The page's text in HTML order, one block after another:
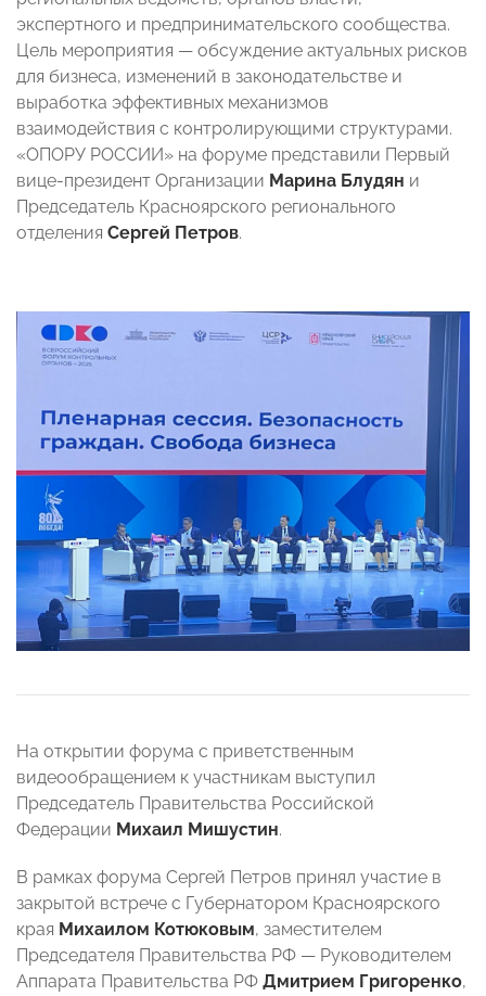
экспертного и предпринимательского сообщества.
Цель мероприятия — обсуждение актуальных рисков
для бизнеса, изменений в законодательстве и
выработка эффективных механизмов
взаимодействия с контролирующими структурами.
«ОПОРУ РОССИИ» на форуме представили Первый
вице-президент Организации Марина Блудян и
Председатель Красноярского регионального
отделения Сергей Петров.
На открытии форума с приветственным
видеообращением к участникам выступил
Председатель Правительства Российской
Федерации Михаил Мишустин.
В рамках форума Сергей Петров принял участие в
закрытой встрече с Губернатором Красноярского
края Михаилом Котюковым, заместителем
Председателя Правительства РФ — Руководителем
Аппарата Правительства РФ Дмитрием Григоренко,